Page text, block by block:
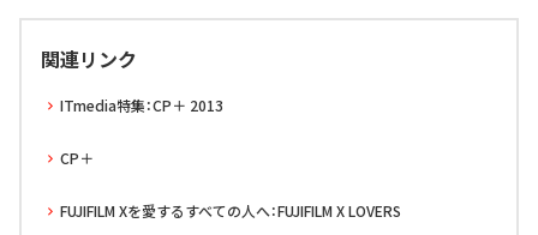
関連リンク
ITmedia特集：CP＋ 2013
CP＋
FUJIFILM Xを愛するすべての人へ：FUJIFILM X LOVERS